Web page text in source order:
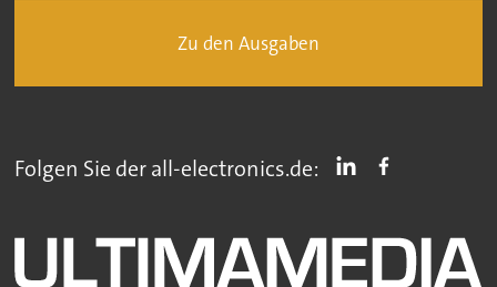
Zu den Ausgaben
Folgen Sie der all-electronics.de: